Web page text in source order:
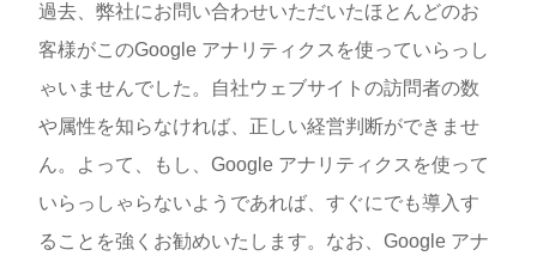
過去、弊社にお問い合わせいただいたほとんどのお
客様がこのGoogle アナリティクスを使っていらっし
ゃいませんでした。自社ウェブサイトの訪問者の数
や属性を知らなければ、正しい経営判断ができませ
ん。よって、もし、Google アナリティクスを使って
いらっしゃらないようであれば、すぐにでも導入す
ることを強くお勧めいたします。なお、Google アナ